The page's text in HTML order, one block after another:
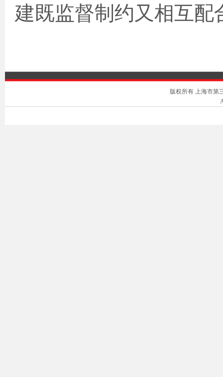
建既监督制约又相互配
版权所有 上海市第